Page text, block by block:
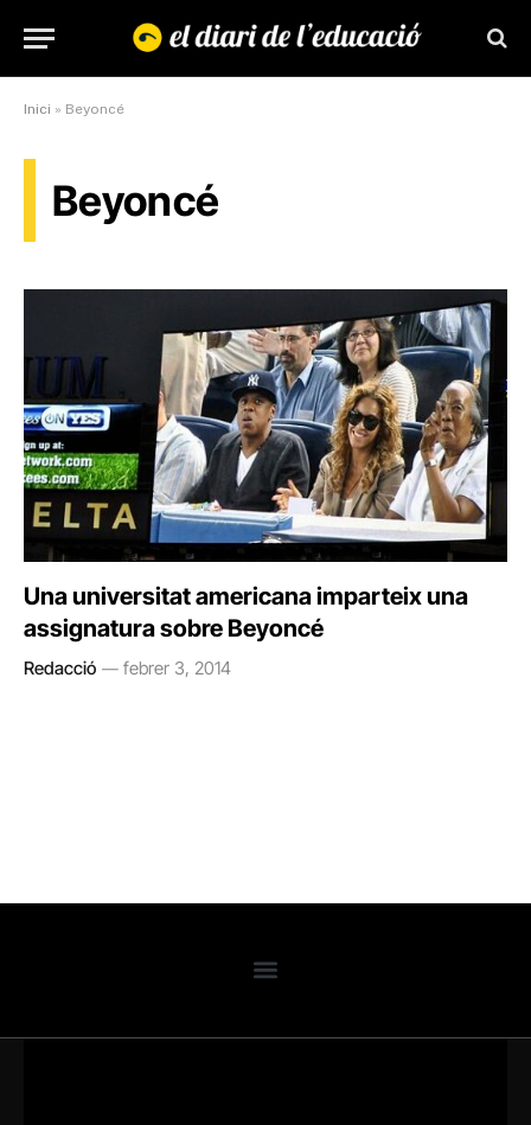
Inici » Beyoncé
Beyoncé
Una universitat americana imparteix una
assignatura sobre Beyoncé
Redacció febrer 3, 2014